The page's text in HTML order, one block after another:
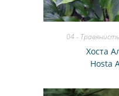
04 -
Хоста
Hosta